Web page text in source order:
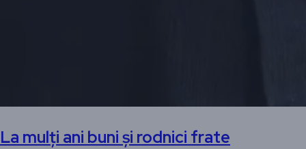
La mulți ani buni și rodnici frate